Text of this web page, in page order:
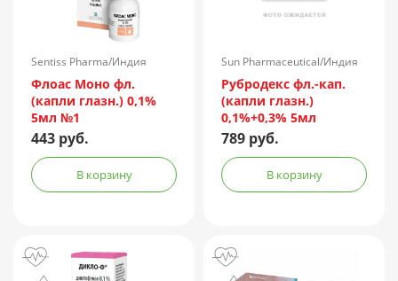
Sentiss Pharma/Индия
Флоас Моно фл.
(капли глазн.) 0,1%
5мл №1
443 руб.
В корзину
Sun Pharmaceutical/Индия
Рубродекс фл.-кап.
(капли глазн.)
0,1%+0,3% 5мл
789 руб.
В корзину